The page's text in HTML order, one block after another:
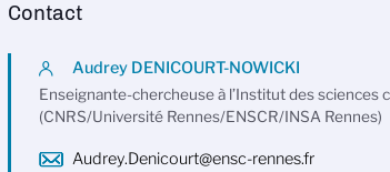
Contact
Audrey DENICOURT-NOWICKI
Enseignante-chercheuse à l’Institut des sciences
(CNRS/Université Rennes/ENSCR/INSA Rennes)
Audrey.Denicourt@ensc-rennes.fr